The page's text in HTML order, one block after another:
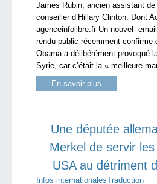
James Rubin, ancien assistant
conseiller d’Hillary Clinton. Dont
agenceinfolibre.fr Un nouvel
rendu public récemment confirme
Obama a délibérément provoqué
Syrie, car c’était la « meilleure
En savoir plus
Une députée
Merkel de servir
USA au détriment
Infos internationalesTraduction